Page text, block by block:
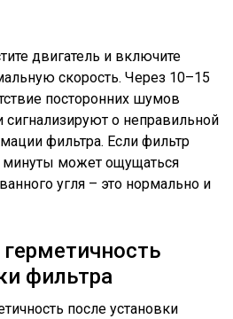
двигатель и включите
скорость. Через 10–15
посторонних шумов
сигнализируют о неправильной
фильтра. Если фильтр
может ощущаться
угля – это нормально и
фильтра